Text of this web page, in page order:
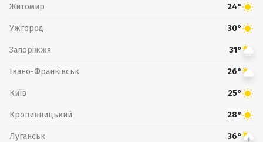
Житомир 24°
Ужгород 30°
Запоріжжя 31°
Івано-Франківськ 26°
Київ 25°
Кропивницький 28°
Луганськ 36°